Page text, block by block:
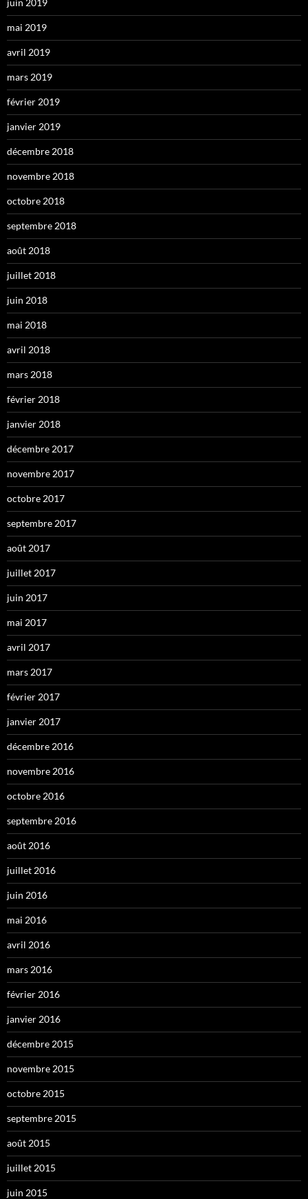
mai 2019
avril 2019
mars 2019
février 2019
janvier 2019
décembre 2018
novembre 2018
octobre 2018
septembre 2018
août 2018
juillet 2018
juin 2018
mai 2018
avril 2018
mars 2018
février 2018
janvier 2018
décembre 2017
novembre 2017
octobre 2017
septembre 2017
août 2017
juillet 2017
juin 2017
mai 2017
avril 2017
mars 2017
février 2017
janvier 2017
décembre 2016
novembre 2016
octobre 2016
septembre 2016
août 2016
juillet 2016
juin 2016
mai 2016
avril 2016
mars 2016
février 2016
janvier 2016
décembre 2015
novembre 2015
octobre 2015
septembre 2015
août 2015
juillet 2015
juin 2015